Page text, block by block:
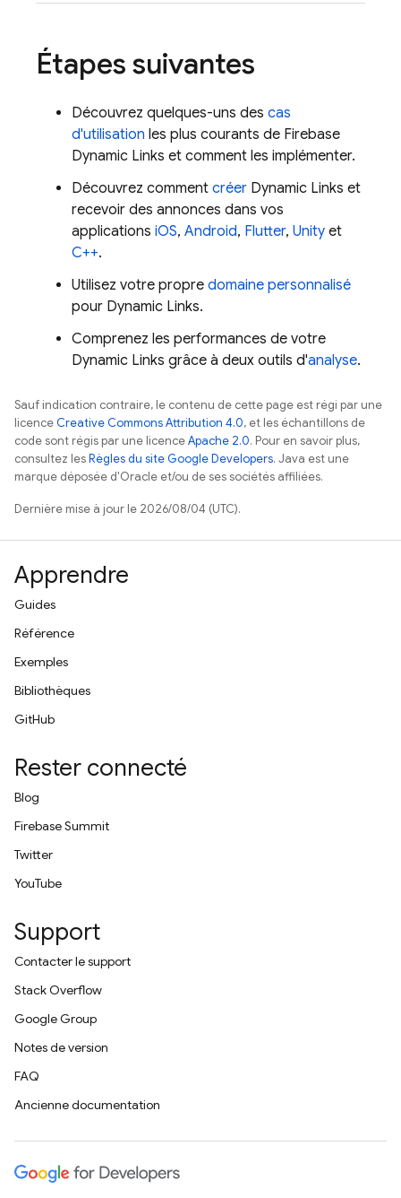
Étapes suivantes
Découvrez quelques-uns des cas
d'utilisation les plus courants de Firebase
Dynamic Links et comment les implémenter.
Découvrez comment créer Dynamic Links et
recevoir des annonces dans vos
applications iOS, Android, Flutter, Unity et
C++.
Utilisez votre propre domaine personnalisé
pour Dynamic Links.
Comprenez les performances de votre
Dynamic Links grâce à deux outils d'analyse.
Sauf indication contraire, le contenu de cette page est régi par une
licenceCreative Commons Attribution 4.0, et les échantillons de
code sont régis par une licenceApache 2.0. Pour en savoir plus,
consultez lesRègles du site Google Developers. Java est une
marque déposée d'Oracle et/ou de ses sociétés affiliées.
Dernière mise à jour le 2026/08/04 (UTC).
Apprendre
Guides
Référence
Exemples
Bibliothèques
GitHub
Rester connecté
Blog
Firebase Summit
Twitter
YouTube
Support
Contacter le support
Stack Overflow
Google Group
Notes de version
FAQ
Ancienne documentation